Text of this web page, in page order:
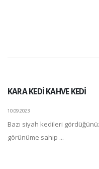
KARA KEDİ KAHVE KEDİ
10.09.2023
Bazı siyah kedileri
görünüme sahip ...